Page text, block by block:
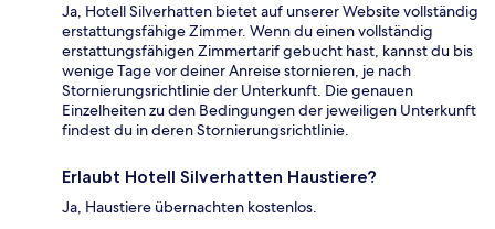
Ja, Hotell Silverhatten bietet auf unserer Website vollständig
erstattungsfähige Zimmer. Wenn du einen vollständig
erstattungsfähigen Zimmertarif gebucht hast, kannst du bis
wenige Tage vor deiner Anreise stornieren, je nach
Stornierungsrichtlinie der Unterkunft. Die genauen
Einzelheiten zu den Bedingungen der jeweiligen Unterkunft
findest du in deren Stornierungsrichtlinie.
Erlaubt Hotell Silverhatten Haustiere?
Ja, Haustiere übernachten kostenlos.